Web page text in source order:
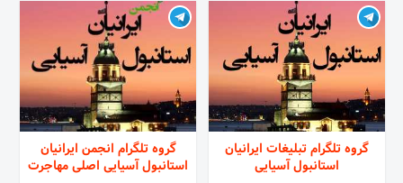
واحد 303
گروه تلگرام تبلیغات ایرانیان
استانبول آسیایی
گروه تلگرام انجمن ايرانيان
استانبول آسیایی اصلی مهاجرت